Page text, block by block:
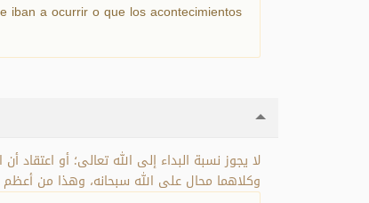
iban a ocurrir o que los acontecimientos
لا يجوز نسبة البداء إلى الله تعالى؛ أو
وكلاهما محال على الله سبحانه، وهذا من أعظم